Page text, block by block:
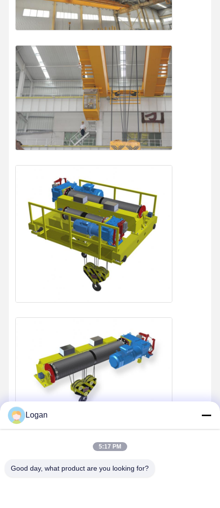
Logan
5:17 PM
Good day, what product are you looking for?